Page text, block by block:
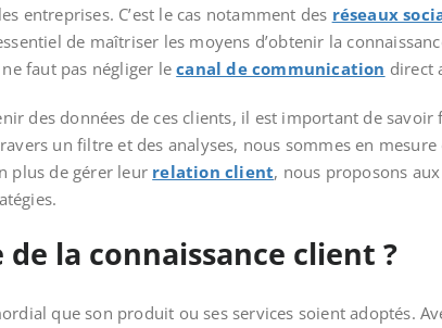
entreprises. C’est le cas notamment des réseaux
de maîtriser les moyens d’obtenir la
ne faut pas négliger lecanal de communication direct
des données de ces clients, il est important de
un filtre et des analyses, nous sommes en
plus de gérer leur relation client, nous proposons
la connaissance client ?
que son produit ou ses services soient adoptés.